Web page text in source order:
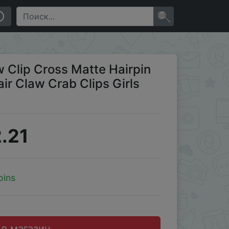
Girls Korean Hair Accessories
Clip Cross Matte Hairpin
Claw Crab Clips Girls